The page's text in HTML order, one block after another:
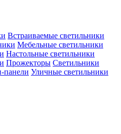
Встраиваемые светильники
Мебельные светильники
Настольные светильники
Прожекторы Светильники
панели Уличные светильники